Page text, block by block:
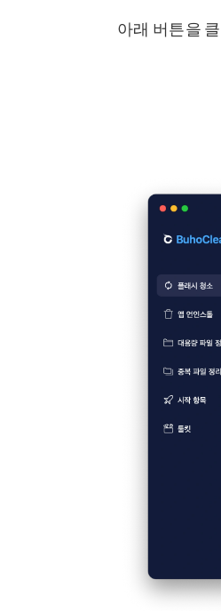
아래 버튼을